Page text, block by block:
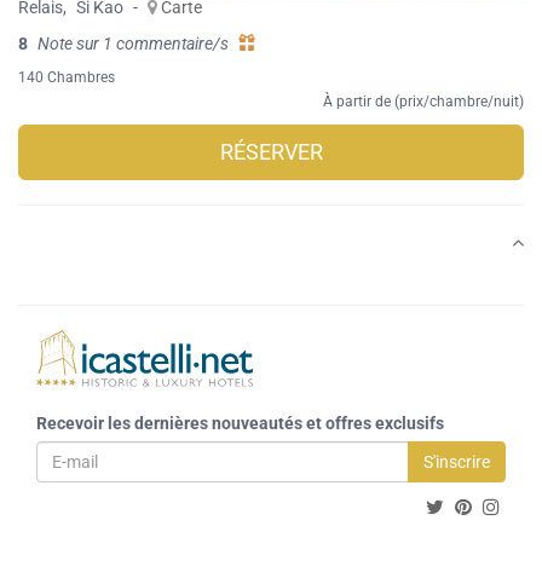
Relais, Si Kao -
Carte
8 Note sur 1 commentaire/s
140 Chambres
À partir de (prix/chambre/nuit)
RÉSERVER
Recevoir les dernières nouveautés et offres exclusifs
S'inscrire